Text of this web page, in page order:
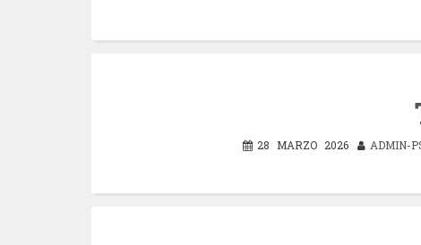
28 MARZO 2026 ADMIN-